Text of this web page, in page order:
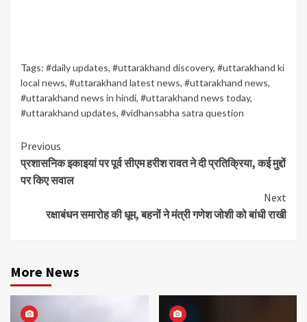
Tags: #daily updates, #uttarakhand discovery, #uttarakhand ki
local news, #uttarakhand latest news, #uttarakhand news,
#uttarakhand news in hindi, #uttarakhand news today,
#uttarakhand updates, #vidhansabha satra question
Continue
Reading
Previous
प्रशासनिक इकाइयां पर पूर्व सीएम हरीश रावत ने दी प्रतिक्रिया, कई मुद्दों
पर किए सवाल
Next
रक्षाबंधन समारोह की धूम, बहनों ने मंत्री गणेश जोशी को बांधी राखी
More News